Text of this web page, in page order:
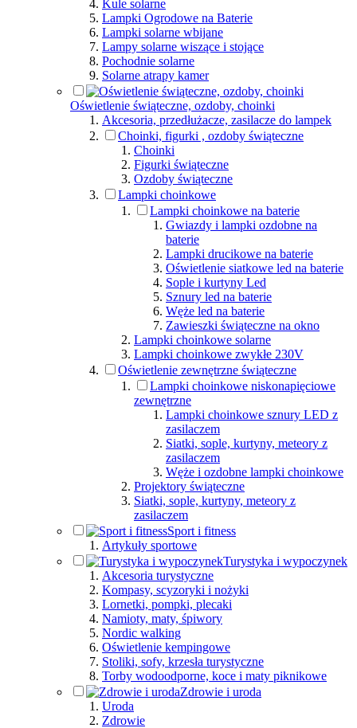
Kule solarne
Lampki Ogrodowe na Baterie
Lampki solarne wbijane
Lampy solarne wiszące i stojące
Pochodnie solarne
Solarne atrapy kamer
Oświetlenie świąteczne, ozdoby, choinki
Akcesoria, przedłużacze, zasilacze do lampek
Choinki, figurki , ozdoby świąteczne
Choinki
Figurki świąteczne
Ozdoby świąteczne
Lampki choinkowe
Lampki choinkowe na baterie
Gwiazdy i lampki ozdobne na
baterie
Lampki drucikowe na baterie
Oświetlenie siatkowe led na baterie
Sople i kurtyny Led
Sznury led na baterie
Węże led na baterie
Zawieszki świąteczne na okno
Lampki choinkowe solarne
Lampki choinkowe zwykłe 230V
Oświetlenie zewnętrzne świąteczne
Lampki choinkowe niskonapięciowe
zewnętrzne
Lampki choinkowe sznury LED z
zasilaczem
Siatki, sople, kurtyny, meteory z
zasilaczem
Węże i ozdobne lampki choinkowe
Projektory świąteczne
Siatki, sople, kurtyny, meteory z
zasilaczem
Sport i fitness
Artykuły sportowe
Turystyka i wypoczynek
Akcesoria turystyczne
Kompasy, scyzoryki i nożyki
Lornetki, pompki, plecaki
Namioty, maty, śpiwory
Nordic walking
Oświetlenie kempingowe
Stoliki, sofy, krzesła turystyczne
Torby wodoodporne, koce i maty piknikowe
Zdrowie i uroda
Uroda
Zdrowie